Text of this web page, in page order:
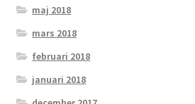
maj 2018
mars 2018
februari 2018
januari 2018